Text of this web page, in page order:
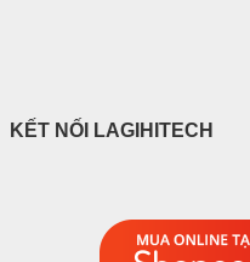
KẾT NỐI LAGIHITECH